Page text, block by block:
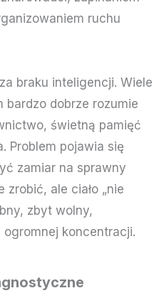
ruchu
braku inteligencji. Wiele
bardzo dobrze rozumie
świetną pamięć
Problem pojawia się
zamiar na sprawny
ale ciało „nie
zbyt wolny,
ogromnej koncentracji.